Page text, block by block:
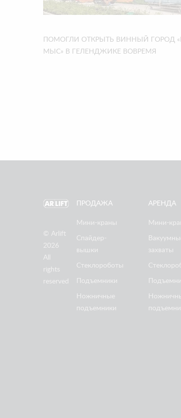
ПОМОГЛИ ОТКРЫТЬ ВИННЫЙ ГОРОД
МЫС» В ГЕЛЕНДЖИКЕ ВОВРЕМЯ
© Arlift
2026
All
rights
reserved
ПРОДАЖА
Мини-краны
Спайдер-
вышки
Стеклороботы
Подъемники
Ножничные
подъемники
АРЕНДА
Мини-
захваты